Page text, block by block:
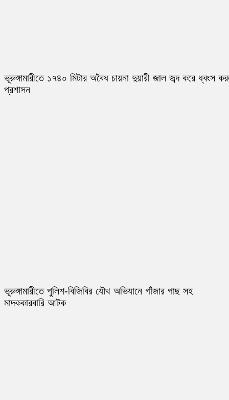
ভূরুঙ্গামারীতে ১৭৪০ মিটার অবৈধ চায়না দুয়ারী জাল জব্দ করে ধ্বংস
প্রশাসন
ভূরুঙ্গামারীতে পুলিশ-বিজিবির যৌথ অভিযানে গাঁজার গাছ সহ
মাদককারবারি আটক